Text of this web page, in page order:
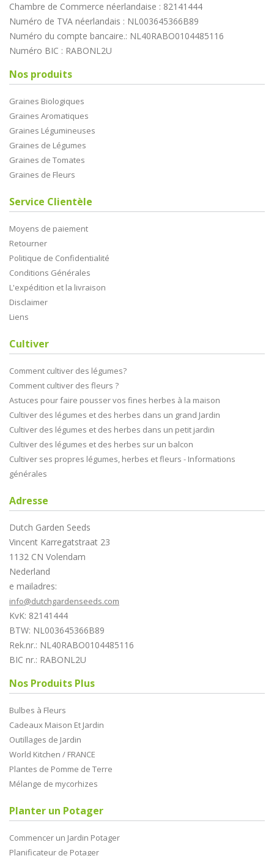
Chambre de Commerce néerlandaise : 82141444
Numéro de TVA néerlandais : NL003645366B89
Numéro du compte bancaire.: NL40RABO0104485116
Numéro BIC : RABONL2U
Nos produits
Graines Biologiques
Graines Aromatiques
Graines Légumineuses
Graines de Légumes
Graines de Tomates
Graines de Fleurs
Service Clientèle
Moyens de paiement
Retourner
Politique de Confidentialité
Conditions Générales
L'expédition et la livraison
Disclaimer
Liens
Cultiver
Comment cultiver des légumes?
Comment cultiver des fleurs ?
Astuces pour faire pousser vos fines herbes à la maison
Cultiver des légumes et des herbes dans un grand Jardin
Cultiver des légumes et des herbes dans un petit jardin
Cultiver des légumes et des herbes sur un balcon
Cultiver ses propres légumes, herbes et fleurs - Informations
générales
Adresse
Dutch Garden Seeds
Vincent Karregatstraat 23
1132 CN Volendam
Nederland
e mailadres:
info@dutchgardenseeds.com
KvK: 82141444
BTW: NL003645366B89
Rek.nr.: NL40RABO0104485116
BIC nr.: RABONL2U
Nos Produits Plus
Bulbes à Fleurs
Cadeaux Maison Et Jardin
Outillages de Jardin
World Kitchen / FRANCE
Plantes de Pomme de Terre
Mélange de mycorhizes
Planter un Potager
Commencer un Jardin Potager
Planificateur de Potager